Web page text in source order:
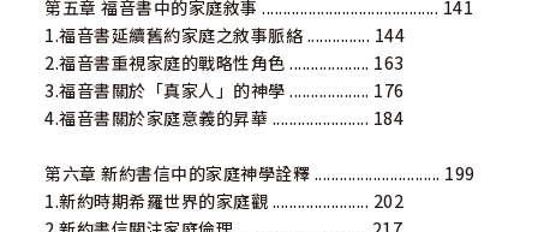
第五章 福音書中的家庭敘事 .......................................... 141
1.福音書延續舊約家庭之敘事脈絡 ............... 144
2.福音書重視家庭的戰略性角色 ................... 163
3.福音書關於「真家人」的神學 ................... 176
4.福音書關於家庭意義的昇華 ....................... 184
第六章 新約書信中的家庭神學詮釋 .............................. 199
1.新約時期希羅世界的家庭觀 ....................... 202